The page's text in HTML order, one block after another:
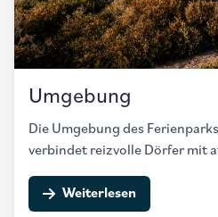
Umgebung
Die Umgebung des
verbindet reizvolle Dörfer mit
Weiterlesen